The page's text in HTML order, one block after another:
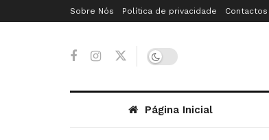
Sobre Nós Política de privacidade Contactos
Página Inicial